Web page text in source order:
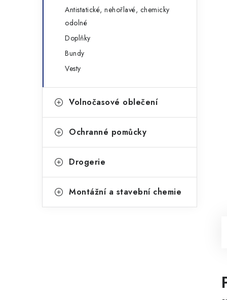
Antistatické, nehořlavé, chemicky
odolné
Doplňky
Bundy
Vesty
Volnočasové oblečení
Ochranné pomůcky
Drogerie
Montážní a stavební chemie